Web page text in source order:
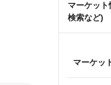
マーケッ
検索など)
マーケッ